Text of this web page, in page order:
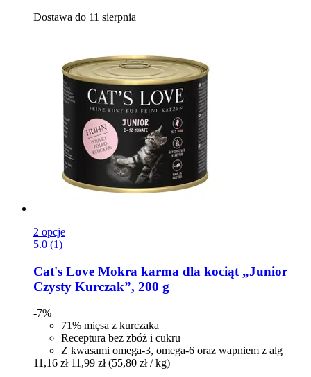
Dostawa do 11 sierpnia
2 opcje
5.0 (1)
Cat's Love Mokra karma dla kociąt „Junior
Czysty Kurczak”, 200 g
-7%
71% mięsa z kurczaka
Receptura bez zbóż i cukru
Z kwasami omega-3, omega-6 oraz wapniem z alg
11,16 zł 11,99 zł (55,80 zł / kg)